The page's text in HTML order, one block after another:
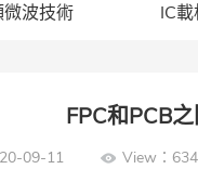
微波技術 IC
FPC和PCB
09-11 View：